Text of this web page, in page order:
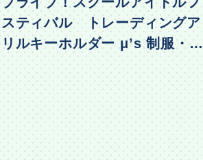
ティバル トレーディングア
ルキーホルダー μ’s 制服・水